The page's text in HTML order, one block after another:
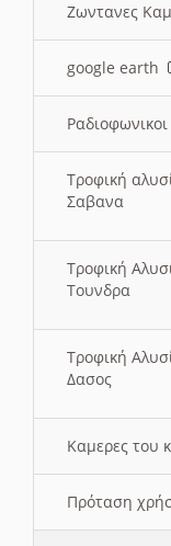
Ζωντανες
google earth
Τροφική
Σαβανα
Τροφική
Τουνδρα
Τροφική
Δασος
Καμερες του
Πρόταση